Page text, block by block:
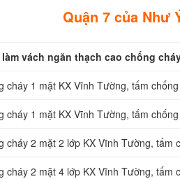
Quận 7 của Như
vách ngăn thạch cao chống
cháy 1 mặt KX Vĩnh Tường, tấm
cháy 1 mặt KX Vĩnh Tường, tấm
cháy 2 mặt 2 lớp KX Vĩnh Tường, tấm
cháy 2 mặt 4 lớp KX Vĩnh Tường, tấm